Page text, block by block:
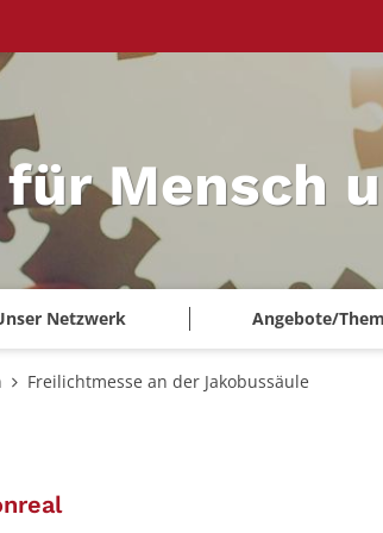
Mensch
Netzwerk Angebote/
Freilichtmesse an der Jakobussäule
: